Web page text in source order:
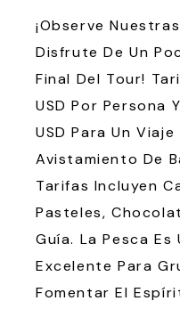
¡Observe
Disfrute De Un
Final Del Tour!
USD Por Persona
USD Para Un
Avistamiento De
Tarifas Incluyen
Pasteles,
Guía. La Pesca Es
Excelente Para
Fomentar El